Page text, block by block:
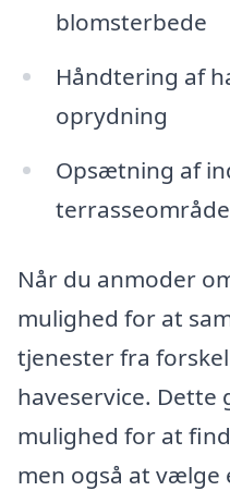
blomsterbede
Håndtering af
oprydning
Opsætning af
Når du anmoder
mulighed for at
tjenester fra
haveservice. Dette
mulighed for at
men også at vælge